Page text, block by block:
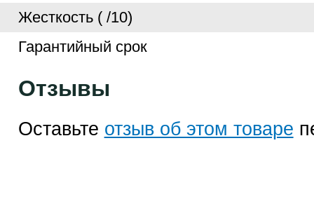
Жесткость ( /10)
Гарантийный срок
Отзывы
Оставьте отзыв об этом товаре